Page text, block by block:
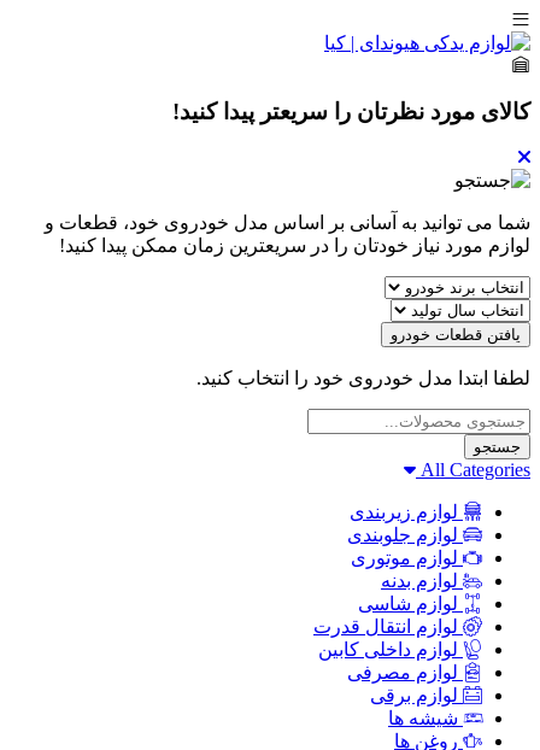
کالای مورد نظرتان را سریعتر پیدا کنید!
شما می توانید به آسانی بر اساس مدل خودروی خود، قطعات و
لوازم مورد نیاز خودتان را در سریعترین زمان ممکن پیدا کنید!
یافتن قطعات خودرو
لطفا ابتدا مدل خودروی خود را انتخاب کنید.
Products
search
جستجو
All Categories
لوازم زیربندی
لوازم جلوبندی
لوازم موتوری
لوازم بدنه
لوازم شاسی
لوازم انتقال قدرت
لوازم داخلی کابین
لوازم مصرفی
لوازم برقی
شیشه ها
روغن ها